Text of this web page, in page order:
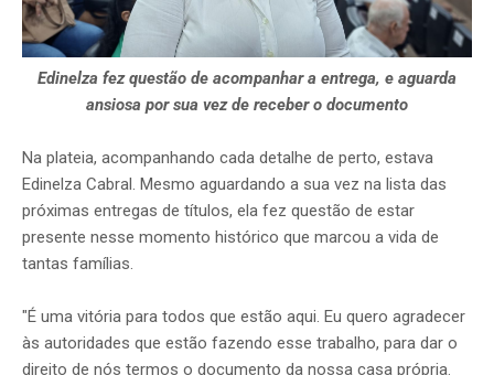
Edinelza fez questão de acompanhar a entrega, e aguarda
ansiosa por sua vez de receber o documento
Na plateia, acompanhando cada detalhe de perto, estava
Edinelza Cabral. Mesmo aguardando a sua vez na lista das
próximas entregas de títulos, ela fez questão de estar
presente nesse momento histórico que marcou a vida de
tantas famílias.
"É uma vitória para todos que estão aqui. Eu quero agradecer
às autoridades que estão fazendo esse trabalho, para dar o
direito de nós termos o documento da nossa casa própria.